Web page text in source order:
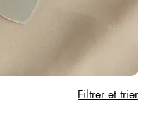
Filtrer et trier